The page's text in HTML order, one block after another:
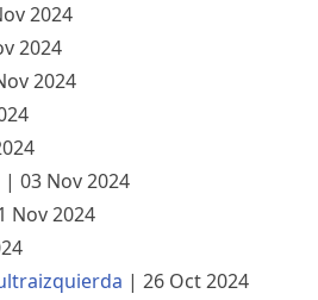
2024
2024
2024
| 03 Nov 2024
Nov 2024
| 26 Oct 2024